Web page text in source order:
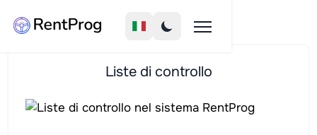
Liste di controllo